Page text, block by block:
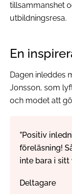
tillsammanshet
utbildningsresa.
En
Dagen inleddes
Jonsson, som
och modet att
”Positiv
föreläsning!
inte bara i sitt
Deltagare